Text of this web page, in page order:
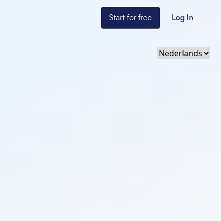
Start for free Log In